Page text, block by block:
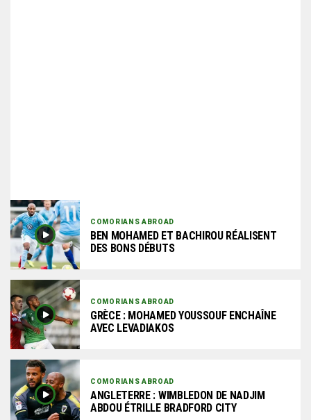
COMORIANS ABROAD
BEN MOHAMED ET BACHIROU RÉALISENT
DES BONS DÉBUTS
COMORIANS ABROAD
GRÈCE : MOHAMED YOUSSOUF ENCHAÎNE
AVEC LEVADIAKOS
COMORIANS ABROAD
ANGLETERRE : WIMBLEDON DE NADJIM
ABDOU ÉTRILLE BRADFORD CITY